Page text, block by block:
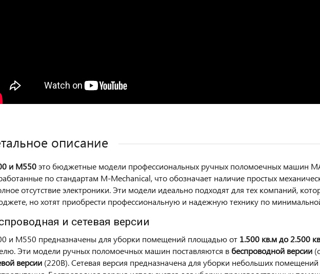
описание
и M550это бюджетные модели профессиональных ручных поломоечных машин
по стандартам M-Mechanical, что обозначает наличие простых
отсутствие электроники. Эти модели идеально подходят для тех компаний,
но хотят приобрести профессиональную и надежную технику по
и сетевая версии
и M550 предназначены для уборки помещений площадью от 1.500 кв.м до 2.500
Эти модели ручных поломоечных машин поставляются в беспроводной версии
версии(220В). Сетевая версия предназначена для уборки небольших помещений